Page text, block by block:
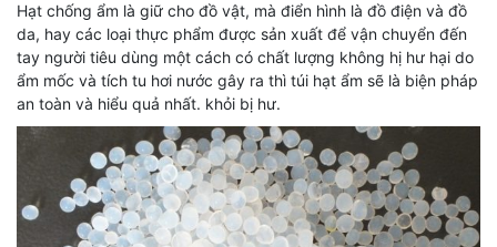
Hạt chống ẩm là giữ cho đồ vật, mà điển hình là đồ điện và đồ
da, hay các loại thực phẩm được sản xuất để vận chuyển đến
tay người tiêu dùng một cách có chất lượng không hị hư hại do
ẩm mốc và tích tu hơi nước gây ra thì túi hạt ẩm sẽ là biện pháp
an toàn và hiểu quả nhất. khỏi bị hư.